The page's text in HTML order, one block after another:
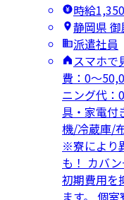
時給
静岡県
派遣社員
スマホ
費：0～
ニング代：
具・家電付
機/冷蔵庫/
※寮により
も！ カバ
初期費用を
ます。 個